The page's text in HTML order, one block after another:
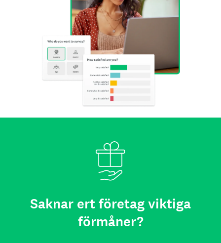
Saknar ert företag viktiga
förmåner?